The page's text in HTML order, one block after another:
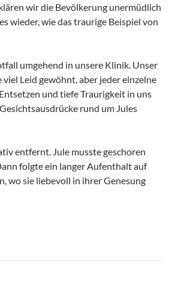
wir die Bevölkerung unermüdlich
wieder, wie das traurige Beispiel von
umgehend in unsere Klinik. Unser
Leid gewöhnt, aber jeder einzelne
und tiefe Traurigkeit in uns
rund um Jules
entfernt. Jule musste geschoren
folgte ein langer Aufenthalt auf
wo sie liebevoll in ihrer Genesung